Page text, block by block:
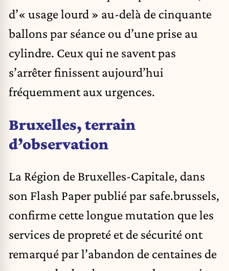
d’« usage lourd » au-delà de cinquante
ballons par séance ou d’une prise au
cylindre. Ceux qui ne savent pas
s’arrêter finissent aujourd’hui
fréquemment aux urgences.
Bruxelles, terrain
d’observation
La Région de Bruxelles-Capitale, dans
son Flash Paper publié par safe.brussels,
confirme cette longue mutation que les
services de propreté et de sécurité ont
remarqué par l’abandon de centaines de